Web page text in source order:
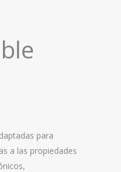
para
a las propiedades